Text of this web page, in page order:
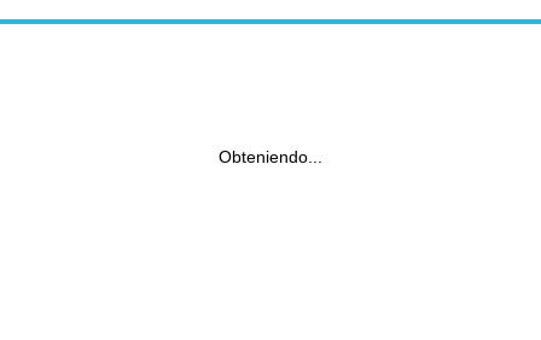
Obteniendo...